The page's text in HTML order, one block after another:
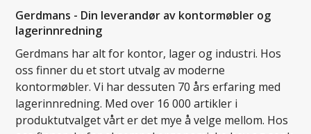
Gerdmans - Din leverandør av kontormøbler og
lagerinnredning
Gerdmans har alt for kontor, lager og industri. Hos
oss finner du et stort utvalg av moderne
kontormøbler. Vi har dessuten 70 års erfaring med
lagerinnredning. Med over 16 000 artikler i
produktutvalget vårt er det mye å velge mellom. Hos